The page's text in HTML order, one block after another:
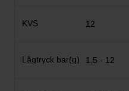
12
1,5 - 12